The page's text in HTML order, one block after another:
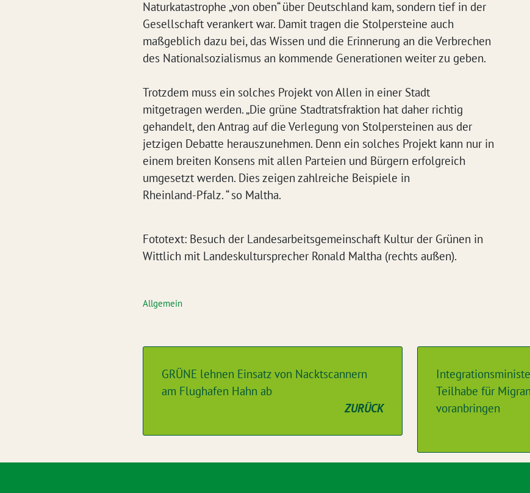
Naturkatastrophe „von oben“ über Deutschland kam, sondern tief in der
Gesellschaft verankert war. Damit tragen die Stolpersteine auch
maßgeblich dazu bei, das Wissen und die Erinnerung an die Verbrechen
des Nationalsozialismus an kommende Generationen weiter zu geben.
Trotzdem muss ein solches Projekt von Allen in einer Stadt
mitgetragen werden. „Die grüne Stadtratsfraktion hat daher richtig
gehandelt, den Antrag auf die Verlegung von Stolpersteinen aus der
jetzigen Debatte herauszunehmen. Denn ein solches Projekt kann nur in
einem breiten Konsens mit allen Parteien und Bürgern erfolgreich
umgesetzt werden. Dies zeigen zahlreiche Beispiele in
Rheinland-Pfalz. “ so Maltha.
Fototext: Besuch der Landesarbeitsgemeinschaft Kultur der Grünen in
Wittlich mit Landeskultursprecher Ronald Maltha (rechts außen).
Allgemein
GRÜNE lehnen Einsatz von Nacktscannern
am Flughafen Hahn ab
ZURÜCK
Teilhabe für
voranbringen